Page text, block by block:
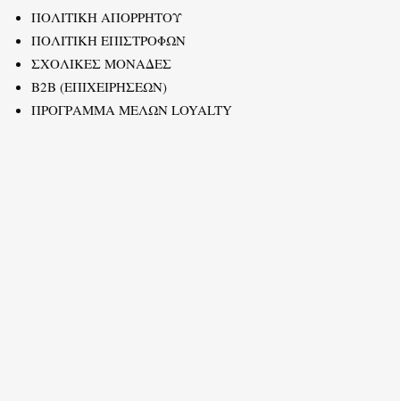
ΠΟΛΙΤΙΚΗ ΑΠΟΡΡΗΤΟΥ
ΠΟΛΙΤΙΚΗ ΕΠΙΣΤΡΟΦΩΝ
ΣΧΟΛΙΚΕΣ ΜΟΝΑΔΕΣ
B2B (ΕΠΙΧΕΙΡΗΣΕΩΝ)
ΠΡΟΓΡΑΜΜΑ ΜΕΛΩΝ LOYALTY